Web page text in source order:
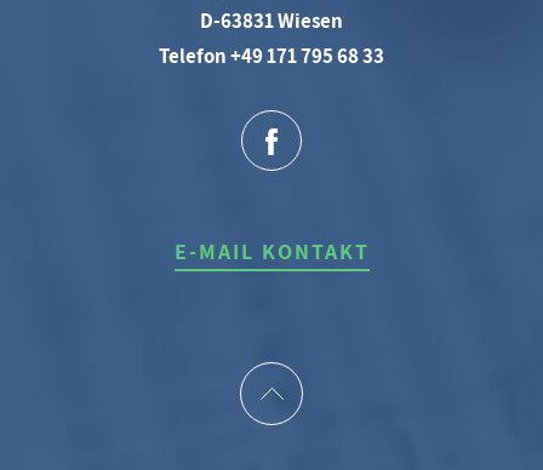
D-63831 Wiesen
Telefon +49 171 795 68 33
E-MAIL KONTAKT